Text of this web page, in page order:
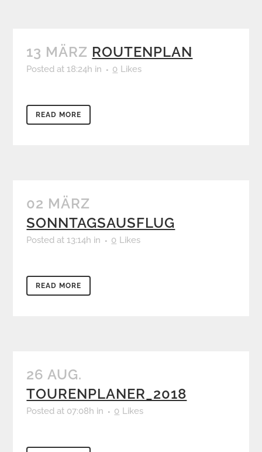
13 MÄRZ ROUTENPLAN
Posted at 18:24h in 0 Likes
READ MORE
02 MÄRZ
SONNTAGSAUSFLUG
Posted at 13:14h in 0 Likes
READ MORE
26 AUG.
TOURENPLANER_2018
Posted at 07:08h in 0 Likes